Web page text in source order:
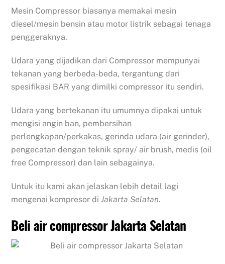
Mesin Compressor biasanya memakai mesin
diesel/mesin bensin atau motor listrik sebagai tenaga
penggeraknya.
Udara yang dijadikan dari Compressor mempunyai
tekanan yang berbeda-beda, tergantung dari
spesifikasi BAR yang dimilki compressor itu sendiri.
Udara yang bertekanan itu umumnya dipakai untuk
mengisi angin ban, pembersihan
perlengkapan/perkakas, gerinda udara (air gerinder),
pengecatan dengan teknik spray/ air brush, medis (oil
free Compressor) dan lain sebagainya.
Untuk itu kami akan jelaskan lebih detail lagi
mengenai kompresor diJakarta Selatan.
Beli air compressor Jakarta Selatan